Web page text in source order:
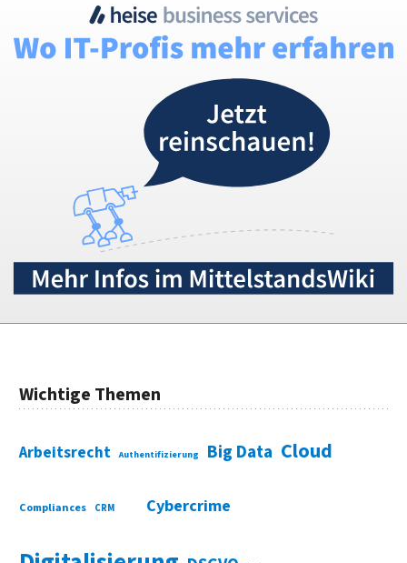
Wichtige Themen
Arbeitsrecht Authentifizierung Big Data Cloud
Compliances CRM Cybercrime